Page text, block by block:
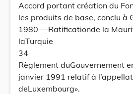
Accord portant création du
les produits de base, conclu à
1980 —Ratificationde la
laTurquie
34
Règlement duGouvernement
janvier 1991 relatif à
deLuxembourg».